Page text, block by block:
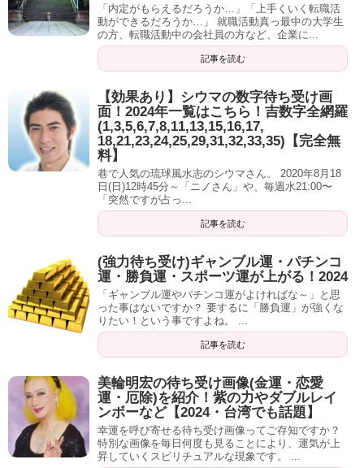
健康運上昇・体調が良くなる待ち受け画像「太
陽」
は我々の生活になくてはならない存在。
そして陽の光をたっぷり浴びて、夜はしっかり眠ること
で、自律神経が整い免疫力が高まり、病気にかかりづらく
なると言われています。
これは科学的にはもちろん、スピリチュアル的にも広く言
例えば内勤で、日中に陽の光を浴びづらい方などは、スマ
ホの画面を通して太陽というシンボルと触れ合うことで、
病気にかかりづらくなる
効果が見込めますよ。
健康運上昇・体調が良くなる待ち受け画像「神
社・鳥居」
神社に鳥居がある意味をご存知でしょうか？
厄災や悪いことを跳ね返す、寄せ
スマートフォンに設定した鳥居が、あなたに対する病気や
悪いことを跳ね返してくれますよ。
あなた自身がお参りして、写真を撮ったものであれば、な
「内定がもらえるだろうか…」「上手くいく転職活
動ができるだろうか…」 就職活動真っ最中の大学生
の方、転職活動中の会社員の方など、企業に...
記事を読む
【効果あり】シウマの数字待ち受け画
面！2024年一覧はこちら！吉数字全網羅
(1,3,5,6,7,8,11,13,15,16,17,
18,21,23,24,25,29,31,32,33,35)【完全無
料】
巷で人気の琉球風水志のシウマさん。 2020年8月18
日(日)12時45分～「ニノさん」や、毎週水21:00〜
「突然ですが占っ...
記事を読む
(強力待ち受け)ギャンブル運・パチンコ
運・勝負運・スポーツ運が上がる！2024
「ギャンブル運やパチンコ運がよければな～」と思
った事はないですか？ 要するに「勝負運」が強くな
りたい！という事ですよね。 ...
記事を読む
美輪明宏の待ち受け画像(金運・恋愛
運・厄除)を紹介！紫の力やダブルレイ
ンボーなど【2024・台湾でも話題】
幸運を呼び寄せる待ち受け画像ってご存知ですか？
特別な画像を毎日何度も見ることにより、運気が上
昇していくスピリチュアルな現象です。 ...